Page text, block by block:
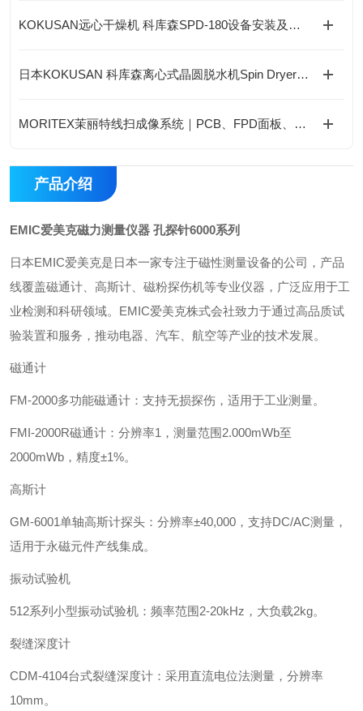
KOKUSAN远心干燥机 科库森SPD-180设备安装及操作维保注意事项
日本KOKUSAN 科库森离心式晶圆脱水机Spin Dryer工作原理
MORITEX茉丽特线扫成像系统｜PCB、FPD面板、光学玻璃高精度工业检测应用
产品介绍
EMIC爱美克磁力测量仪器 孔探针6000系列
日本EMIC爱美克是日本一家专注于磁性测量设备的公司，产品
线覆盖磁通计、高斯计、磁粉探伤机等专业仪器，广泛应用于工
业检测和科研领域。EMIC爱美克株式会社致力于通过高品质试
验装置和服务，推动电器、汽车、航空等产业的技术发展。
磁通计‌
‌FM-2000多功能磁通计‌：支持无损探伤，适用于工业测量。
‌FMI-2000R磁通计‌：分辨率1，测量范围2.000mWb至
2000mWb，精度±1%。
‌高斯计‌
‌GM-6001单轴高斯计探头‌：分辨率±40,000，支持DC/AC测量，
适用于永磁元件产线集成。
‌振动试验机‌
‌512系列小型振动试验机‌：频率范围2-20kHz，大负载2kg。
裂缝深度计‌
‌CDM-4104台式裂缝深度计‌：采用直流电位法测量，分辨率
10mm。